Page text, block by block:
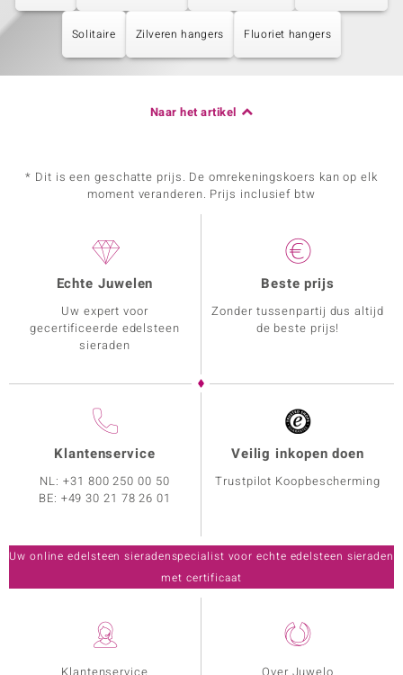
Solitaire Zilveren hangers Fluoriet hangers
Naar het artikel
* Dit is een geschatte prijs. De omrekeningskoers kan op elk
moment veranderen. Prijs inclusief btw
Echte Juwelen
Uw expert voor
gecertificeerde edelsteen
sieraden
Beste prijs
Zonder tussenpartij dus altijd
de beste prijs!
Klantenservice
NL:+31 800 250 00 50
BE: +49 30 21 78 26 01
Veilig inkopen doen
Trustpilot Koopbescherming
Uw online edelsteen sieradenspecialist voor echte edelsteen sieraden
met certificaat